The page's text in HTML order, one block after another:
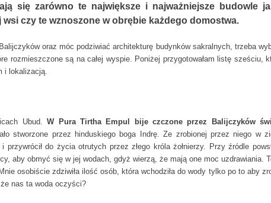
się zarówno te największe i najważniejsze budowle
czy te wznoszone w obrębie każdego domostwa.
oraz móc podziwiać architekturę budynków sakralnych, trzeba
rozmieszczone są na całej wyspie. Poniżej przygotowałam listę sześciu,
i lokalizacją.
Ubud.W Pura Tirtha Empul bije czczone przez Balijczyków
stworzone przez hinduskiego boga Indrę. Ze zrobionej przez niego w
przywrócił do życia otrutych przez złego króla żołnierzy. Przy źródle
aby obmyć się w jej wodach, gdyż wierzą, że mają one moc uzdrawiania.
osobiście zdziwiła ilość osób, która wchodziła do wody tylko po to aby
nas ta woda oczyści?